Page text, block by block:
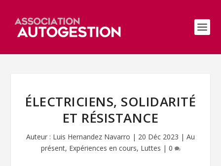
ÉLECTRICIENS, SOLIDARITÉ
ET RÉSISTANCE
Auteur : Luis Hernandez Navarro | 20 Déc 2023 | Au
présent, Expériences en cours, Luttes | 0